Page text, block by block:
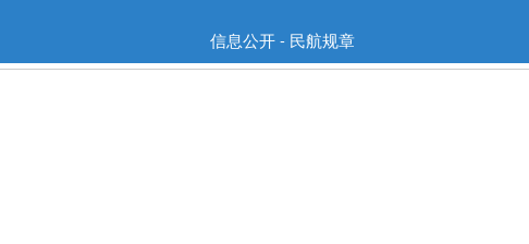
信息公开 - 民航规章